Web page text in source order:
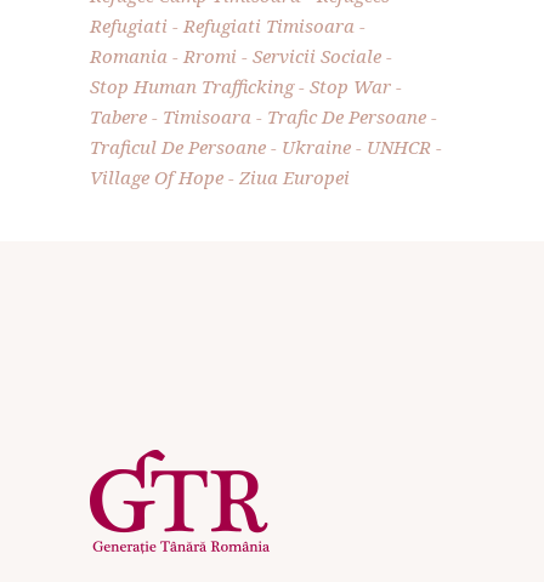
Refugiati
Refugiati Timisoara
Romania
Rromi
Servicii Sociale
Stop Human Trafficking
Stop War
Tabere
Timisoara
Trafic De Persoane
Traficul De Persoane
Ukraine
UNHCR
Village Of Hope
Ziua Europei